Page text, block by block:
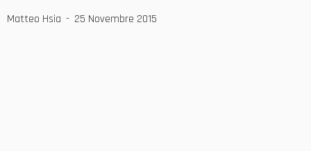
Matteo Hsia 25 Novembre 2015